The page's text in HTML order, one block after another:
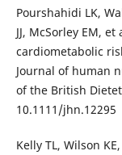
Pourshahidi LK,
JJ, McSorley EM,
cardiometabolic
Journal of human
of the British
10.1111/jhn.12295
Kelly TL, Wilson